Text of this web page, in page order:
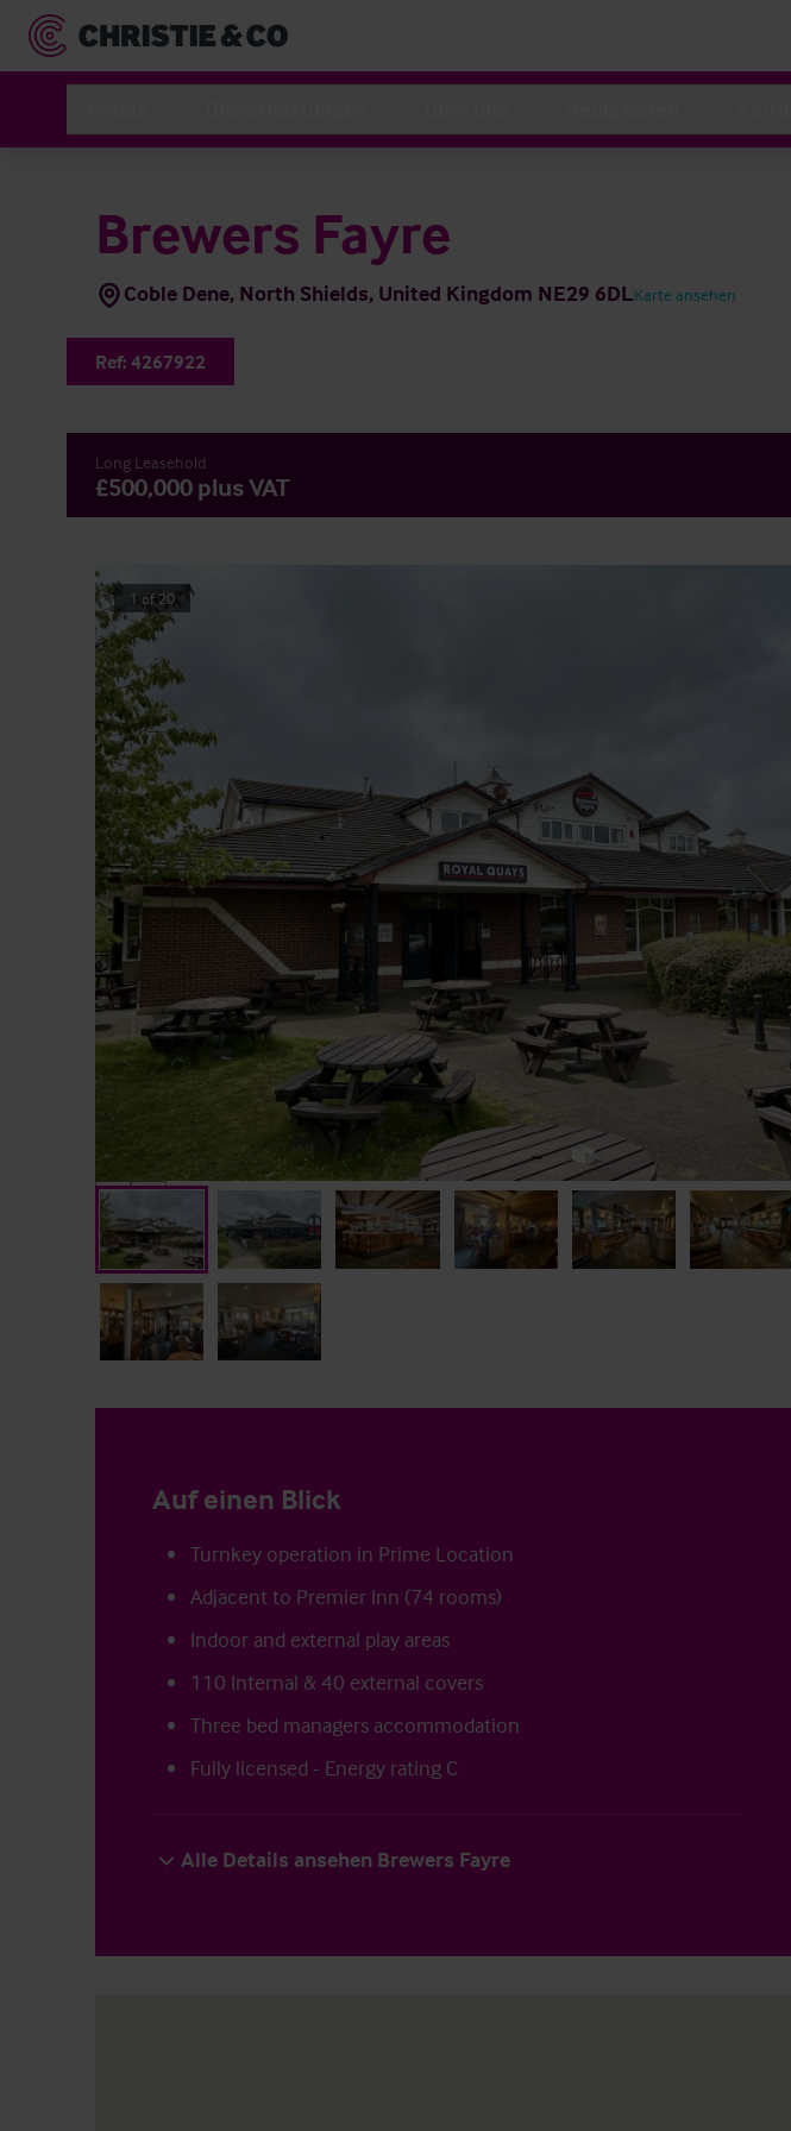
Brewers Fayre
Coble Dene, North Shields, United Kingdom NE29 6DLKarte ansehen
Ref: 4267922
Long Leasehold
£500,000 plus VAT
1 of20
Auf einen Blick
Turnkey operation in Prime Location
Adjacent to Premier Inn (74 rooms)
Indoor and external play areas
110 Internal & 40 external covers
Three bed managers accommodation
Fully licensed - Energy rating C
Alle Details ansehen Brewers Fayre